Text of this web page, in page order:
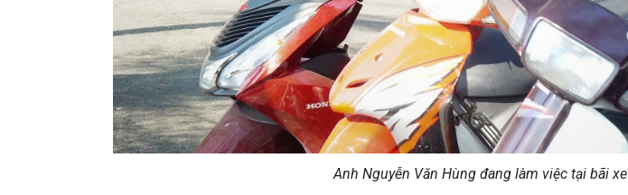
Anh Nguyễn Văn Hùng đang làm việc tại bãi xe